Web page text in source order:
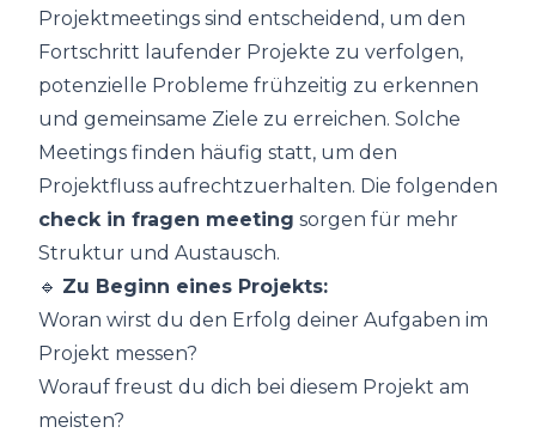
Projektmeetings sind entscheidend, um den
Fortschritt laufender Projekte zu verfolgen,
potenzielle Probleme frühzeitig zu erkennen
und gemeinsame Ziele zu erreichen. Solche
Meetings finden häufig statt, um den
Projektfluss aufrechtzuerhalten. Die folgenden
check in fragen meeting sorgen für mehr
Struktur und Austausch.
🔹 Zu Beginn eines Projekts:
Woran wirst du den Erfolg deiner Aufgaben im
Projekt messen?
Worauf freust du dich bei diesem Projekt am
meisten?